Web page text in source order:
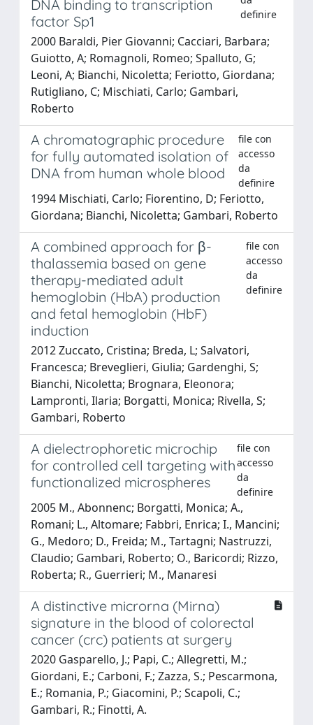
DNA binding to transcription
factor Sp1
definire
2000 Baraldi, Pier Giovanni; Cacciari, Barbara;
Guiotto, A; Romagnoli, Romeo; Spalluto, G;
Leoni, A; Bianchi, Nicoletta; Feriotto, Giordana;
Rutigliano, C; Mischiati, Carlo; Gambari,
Roberto
A chromatographic procedure
for fully automated isolation of
DNA from human whole blood
file con
accesso
da
definire
1994 Mischiati, Carlo; Fiorentino, D; Feriotto,
Giordana; Bianchi, Nicoletta; Gambari, Roberto
A combined approach for β-
thalassemia based on gene
therapy-mediated adult
hemoglobin (HbA) production
and fetal hemoglobin (HbF)
induction
file con
accesso
da
definire
2012 Zuccato, Cristina; Breda, L; Salvatori,
Francesca; Breveglieri, Giulia; Gardenghi, S;
Bianchi, Nicoletta; Brognara, Eleonora;
Lampronti, Ilaria; Borgatti, Monica; Rivella, S;
Gambari, Roberto
A dielectrophoretic microchip
for controlled cell targeting with
functionalized microspheres
file con
accesso
da
definire
2005 M., Abonnenc; Borgatti, Monica; A.,
Romani; L., Altomare; Fabbri, Enrica; I., Mancini;
G., Medoro; D., Freida; M., Tartagni; Nastruzzi,
Claudio; Gambari, Roberto; O., Baricordi; Rizzo,
Roberta; R., Guerrieri; M., Manaresi
A distinctive microrna (Mirna)
signature in the blood of colorectal
cancer (crc) patients at surgery
2020 Gasparello, J.; Papi, C.; Allegretti, M.;
Giordani, E.; Carboni, F.; Zazza, S.; Pescarmona,
E.; Romania, P.; Giacomini, P.; Scapoli, C.;
Gambari, R.; Finotti, A.